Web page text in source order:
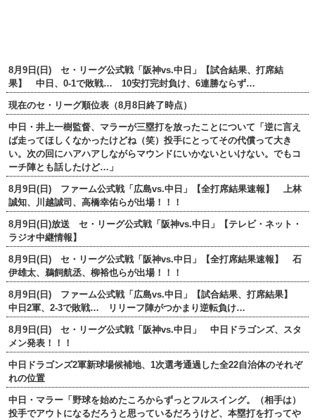
8月9日(日) セ・リーグ公式戦「阪神vs.中日」【試合結果、打席結
果】 中日、0-1で敗戦… 10安打完封負け、6連勝ならず…
現在のセ・リーグ順位表（8月8日終了時点）
中日・井上一樹監督、マラーが三塁打を放ったことについて「逆に言え
ば走ってほしくなかったけどね（笑）投手にとってその代償って大き
い。次の回にハアハアしながらマウンドにいかないといけない。でもコ
ーチ陣とも話したけど…」
8月9日(日) ファーム公式戦「広島vs.中日」【全打席結果速報】 上林
誠知、川越誠司、高橋幸佑らが出場！！！
8月9日(日)放送 セ・リーグ公式戦「阪神vs.中日」【テレビ・ネット・
ラジオ中継情報】
8月9日(日) セ・リーグ公式戦「阪神vs.中日」【全打席結果速報】 石
伊雄太、鵜飼航丞、柳裕也らが出場！！！
8月9日(日) ファーム公式戦「広島vs.中日」【試合結果、打席結果】
中日2軍、2-3で敗戦… リリーフ陣がつかまり逆転負け…
8月9日(日) セ・リーグ公式戦「阪神vs.中日」 中日ドラゴンズ、スタ
メン発表！！！
中日ドラゴンズ2軍新球場候補地、1次選考通過した全22自治体のそれぞ
れの位置
中日・マラー「野球を始めたころからずっとフルスイング。（相手は）
投手でアウトになるだろうと思っているだろうけど、本塁打を打ってや